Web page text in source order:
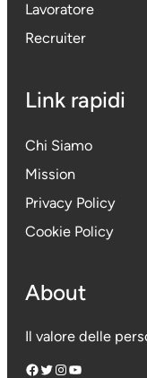
Lavoratore
Recruiter
Link rapidi
Chi Siamo
Mission
Privacy Policy
Cookie Policy
About
Il valore delle
Facebook Twitter InstagramYouTube